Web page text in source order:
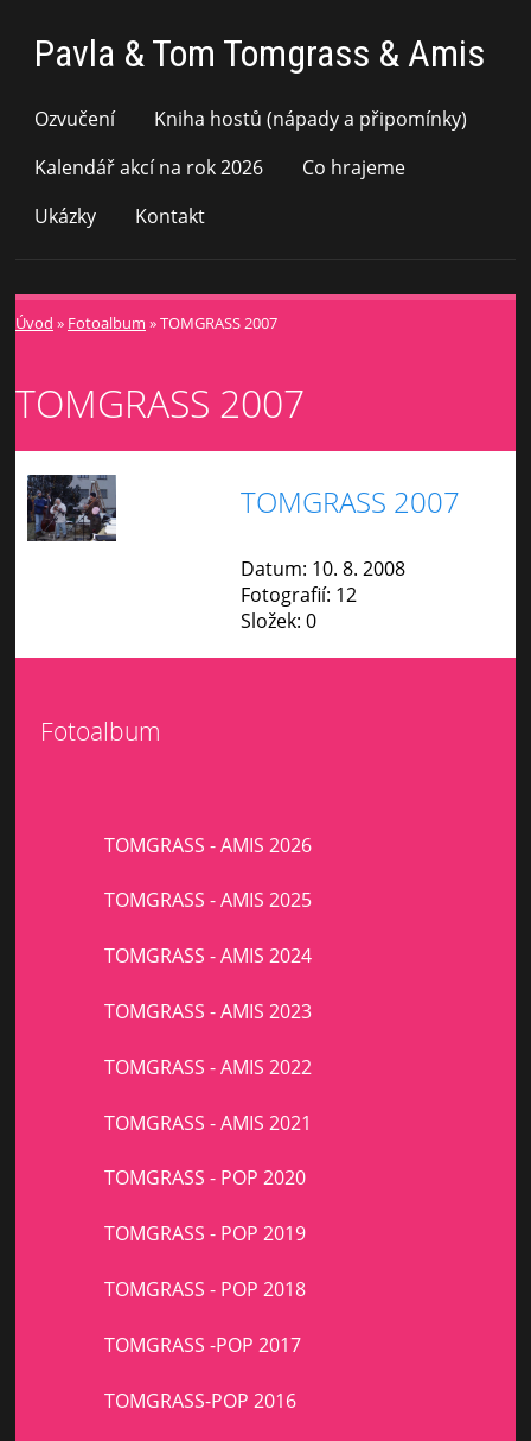
Pavla & Tom Tomgrass & Amis
Ozvučení
Kniha hostů (nápady a připomínky)
Kalendář akcí na rok 2026
Co hrajeme
Ukázky
Kontakt
Úvod » Fotoalbum »TOMGRASS 2007
TOMGRASS 2007
TOMGRASS 2007
Datum: 10. 8. 2008
Fotografií: 12
Složek: 0
Fotoalbum
TOMGRASS - AMIS 2026
TOMGRASS - AMIS 2025
TOMGRASS - AMIS 2024
TOMGRASS - AMIS 2023
TOMGRASS - AMIS 2022
TOMGRASS - AMIS 2021
TOMGRASS - POP 2020
TOMGRASS - POP 2019
TOMGRASS - POP 2018
TOMGRASS -POP 2017
TOMGRASS-POP 2016